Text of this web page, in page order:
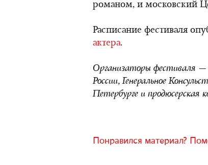
романом, и московский
Расписание фестиваля
актера.
Организаторы фестиваля —
России, Генеральное
Петербурге и продюсерская
Понравился материал?